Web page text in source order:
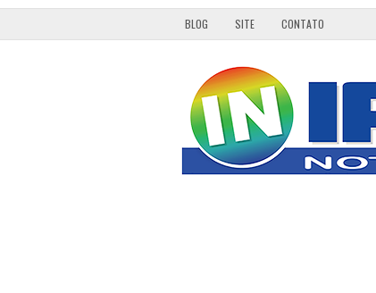
BLOG SITE CONTATO